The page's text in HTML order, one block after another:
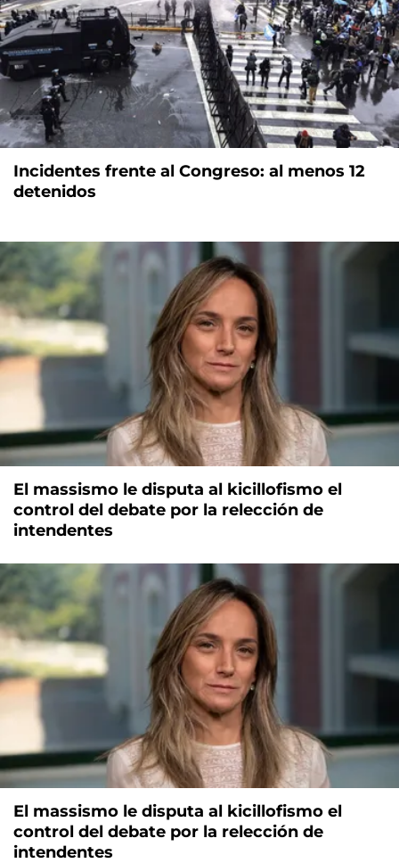
Incidentes frente al Congreso: al menos 12
detenidos
El massismo le disputa al kicillofismo el
control del debate por la relección de
intendentes
El massismo le disputa al kicillofismo el
control del debate por la relección de
intendentes